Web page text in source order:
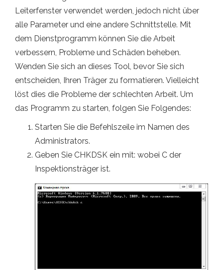
Leiterfenster verwendet werden, jedoch nicht über
alle Parameter und eine andere Schnittstelle. Mit
dem Dienstprogramm können Sie die Arbeit
verbessern, Probleme und Schäden beheben.
Wenden Sie sich an dieses Tool, bevor Sie sich
entscheiden, Ihren Träger zu formatieren. Vielleicht
löst dies die Probleme der schlechten Arbeit. Um
das Programm zu starten, folgen Sie Folgendes:
Starten Sie die Befehlszeile im Namen des
Administrators.
Geben Sie CHKDSK ein mit: wobei C der
Inspektionsträger ist.